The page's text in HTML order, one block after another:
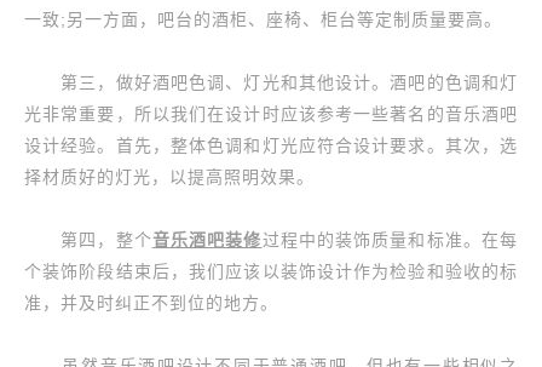
一致;另一方面，吧台的酒柜、座椅、柜台等定制质量要高。
第三，做好酒吧色调、灯光和其他设计。酒吧的色调和灯
光非常重要，所以我们在设计时应该参考一些著名的音乐酒吧
设计经验。首先，整体色调和灯光应符合设计要求。其次，选
择材质好的灯光，以提高照明效果。
第四，整个音乐酒吧装修过程中的装饰质量和标准。在每
个装饰阶段结束后，我们应该以装饰设计作为检验和验收的标
准，并及时纠正不到位的地方。